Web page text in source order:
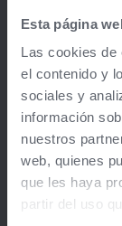
Esta página
Las cookies de
el contenido y
sociales y
información
nuestros
web, quienes
que les haya
partir del uso
Soluciones
Gestión médica